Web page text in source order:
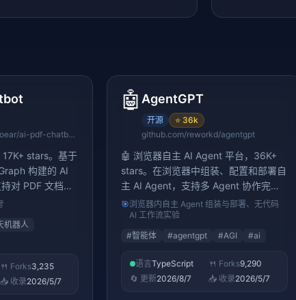
github.com/mayooear/ai-pdf-chatbot-langchain
stars。基于
构建的 AI
对 PDF 文档进
机器人
🍴 Forks3,235
📥 收录2026/5/7
🤖AgentGPT
开源 ⭐ 36k
github.com/reworkd/agentgpt
🤖 浏览器自主 AI Agent 平台，36K+
stars。在浏览器中组装、配置和部署自
主 AI Agent，支持多 Agent 协作完成
复杂任务，无需编程即可构建 AI 工作
流
🎯浏览器内自主 Agent 组装与部署、无代码
AI 工作流实验
#智能体 #agentgpt #AGI #ai
语言TypeScript 🍴 Forks9,290
🔄 更新2026/8/7 📥 收录2026/5/7